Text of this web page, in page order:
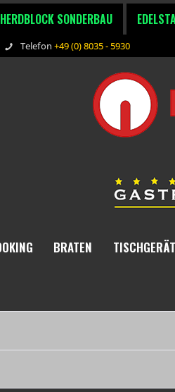
HERDBLOCK SONDERBAU
Telefon +49 (0) 8035 - 5930
BRATEN